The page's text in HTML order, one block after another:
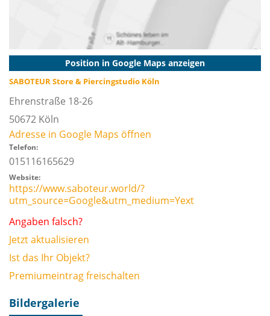
Position in Google Maps anzeigen
SABOTEUR Store & Piercingstudio Köln
Ehrenstraße 18-26
50672 Köln
Adresse in Google Maps öffnen
Telefon:
015116165629
Website:
https://www.saboteur.world/?
utm_source=Google&utm_medium=Yext
Angaben falsch?
Jetzt aktualisieren
Ist das Ihr Objekt?
Premiumeintrag freischalten
Bildergalerie